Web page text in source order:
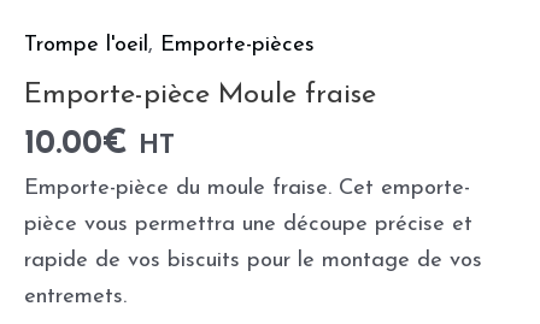
Trompe l'oeil , Emporte-pièces
Emporte-pièce Moule fraise
10.00€ HT
Emporte-pièce du moule fraise. Cet emporte-
pièce vous permettra une découpe précise et
rapide de vos biscuits pour le montage de vos
entremets.